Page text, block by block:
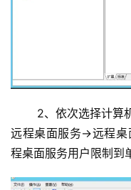
2、依次选择计
远程桌面服务→远程桌
程桌面服务用户限制到